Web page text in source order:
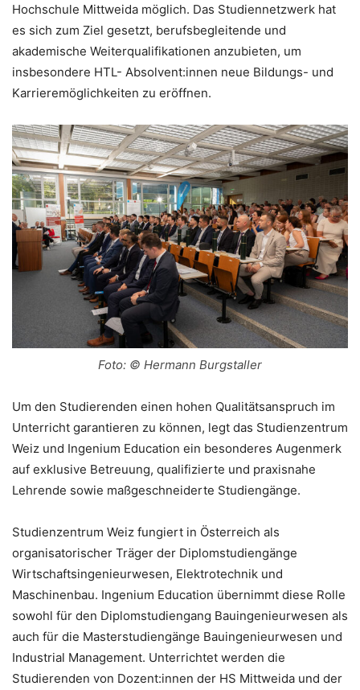
Hochschule Mittweida möglich. Das Studiennetzwerk hat
es sich zum Ziel gesetzt, berufsbegleitende und
akademische Weiterqualifikationen anzubieten, um
insbesondere HTL- Absolvent:innen neue Bildungs- und
Karrieremöglichkeiten zu eröffnen.
Foto: © Hermann Burgstaller
Um den Studierenden einen hohen Qualitätsanspruch im
Unterricht garantieren zu können, legt das Studienzentrum
Weiz und Ingenium Education ein besonderes Augenmerk
auf exklusive Betreuung, qualifizierte und praxisnahe
Lehrende sowie maßgeschneiderte Studiengänge.
Studienzentrum Weiz fungiert in Österreich als
organisatorischer Träger der Diplomstudiengänge
Wirtschaftsingenieurwesen, Elektrotechnik und
Maschinenbau. Ingenium Education übernimmt diese Rolle
sowohl für den Diplomstudiengang Bauingenieurwesen als
auch für die Masterstudiengänge Bauingenieurwesen und
Industrial Management. Unterrichtet werden die
Studierenden von Dozent:innen der HS Mittweida und der